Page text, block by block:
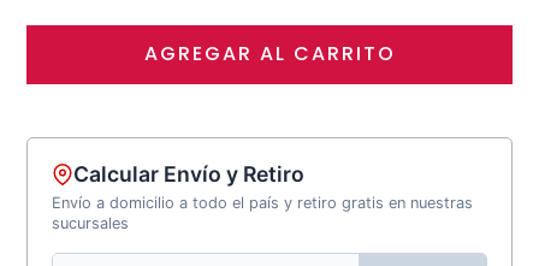
AGREGAR AL CARRITO
Calcular Envío y Retiro
Envío a domicilio a todo el país y retiro gratis en nuestras
sucursales